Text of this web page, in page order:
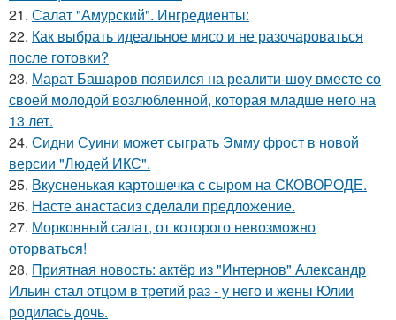
21. Салат "Амурский". Ингредиенты:
22. Как выбрать идеальное мясо и не разочароваться
после готовки?
23. Марат Башаров появился на реалити-шоу вместе со
своей молодой возлюбленной, которая младше него на
13 лет.
24. Сидни Суини может сыграть Эмму фрост в новой
версии "Людей ИКС".
25. Вкусненькая картошечка с сыром на СКОВОРОДЕ.
26. Насте анастасиз сделали предложение.
27. Морковный салат, от которого невозможно
оторваться!
28. Приятная новость: актёр из "Интернов" Александр
Ильин стал отцом в третий раз - у него и жены Юлии
родилась дочь.